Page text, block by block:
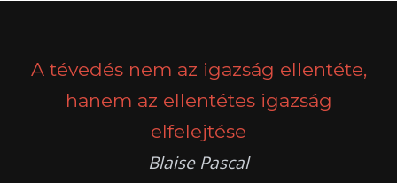
A tévedés nem az igazság ellentéte,
hanem az ellentétes igazság
elfelejtése
Blaise Pascal